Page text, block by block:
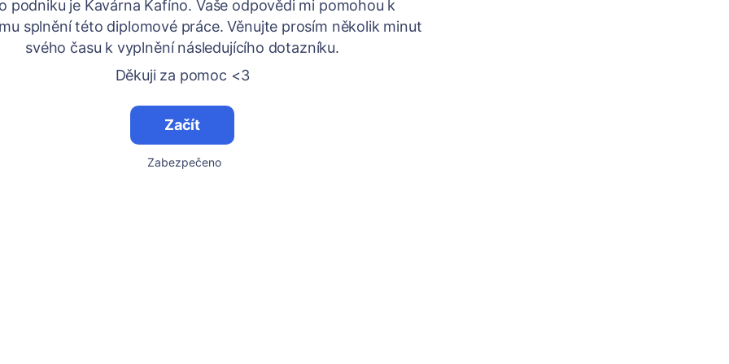
podniku je Kavárna Kafíno. Vaše odpovědi mi pomohou k
splnění této diplomové práce. Věnujte prosím několik minut
svého času k vyplnění následujícího dotazníku.
Děkuji za pomoc <3
Začít
Zabezpečeno